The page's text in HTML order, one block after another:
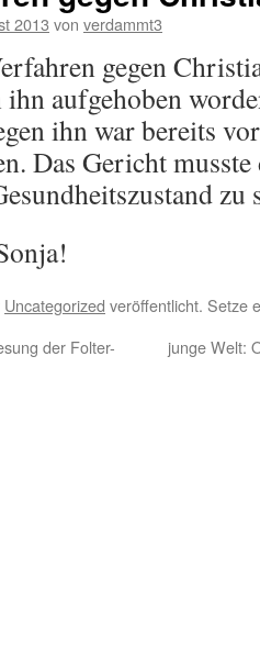
2013 von verdammt3
gegen
ihn aufgehoben
ihn war bereits
Das Gericht
zu
Uncategorized veröffentlicht. Setze
der Folter-
junge Welt: